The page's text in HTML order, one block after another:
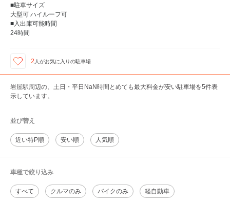
■駐車サイズ
大型可 ハイルーフ可
■入出庫可能時間
24時間
2 人がお気に入りの駐車場
岩屋駅周辺の、土日・平日NaN時間とめても最大料金が安い駐車場を5件表
示しています。
並び替え
近い特P順 安い順 人気順
車種で絞り込み
すべて クルマのみ バイクのみ 軽自動車